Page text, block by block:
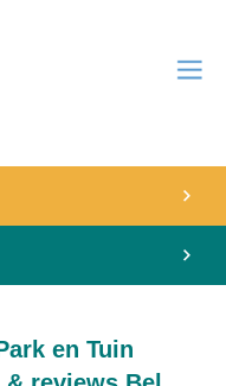
en Tuin